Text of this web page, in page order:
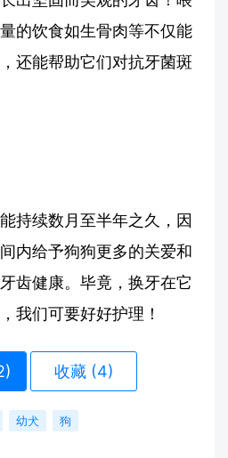
的饮食如生骨肉等不仅能
还能帮助它们对抗牙菌斑
持续数月至半年之久，因
内给予狗狗更多的关爱和
齿健康。毕竟，换牙在它
我们可要好好护理！
) 收藏 (4)
幼犬 狗